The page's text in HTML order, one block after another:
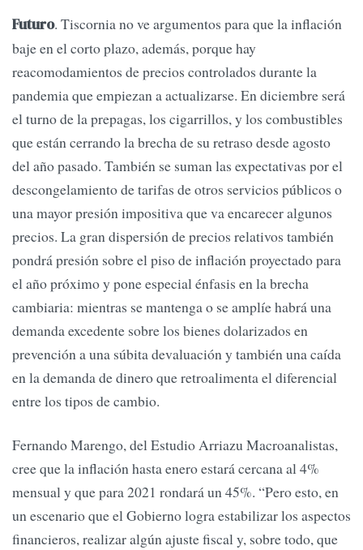
Futuro. Tiscornia no ve argumentos para que la inflación
baje en el corto plazo, además, porque hay
reacomodamientos de precios controlados durante la
pandemia que empiezan a actualizarse. En diciembre será
el turno de la prepagas, los cigarrillos, y los combustibles
que están cerrando la brecha de su retraso desde agosto
del año pasado. También se suman las expectativas por el
descongelamiento de tarifas de otros servicios públicos o
una mayor presión impositiva que va encarecer algunos
precios. La gran dispersión de precios relativos también
pondrá presión sobre el piso de inflación proyectado para
el año próximo y pone especial énfasis en la brecha
cambiaria: mientras se mantenga o se amplíe habrá una
demanda excedente sobre los bienes dolarizados en
prevención a una súbita devaluación y también una caída
en la demanda de dinero que retroalimenta el diferencial
entre los tipos de cambio.
Fernando Marengo, del Estudio Arriazu Macroanalistas,
cree que la inflación hasta enero estará cercana al 4%
mensual y que para 2021 rondará un 45%. “Pero esto, en
un escenario que el Gobierno logra estabilizar los aspectos
financieros, realizar algún ajuste fiscal y, sobre todo, que